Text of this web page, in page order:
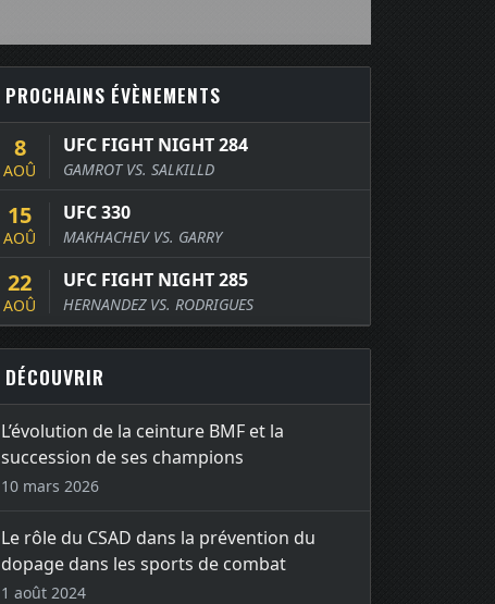
PROCHAINS ÉVÈNEMENTS
8
AOÛ
UFC FIGHT NIGHT 284
GAMROT VS. SALKILLD
15
AOÛ
UFC 330
MAKHACHEV VS. GARRY
22
AOÛ
UFC FIGHT NIGHT 285
HERNANDEZ VS. RODRIGUES
DÉCOUVRIR
L’évolution de la ceinture BMF et la
succession de ses champions
10 mars 2026
Le rôle du CSAD dans la prévention du
dopage dans les sports de combat
1 août 2024